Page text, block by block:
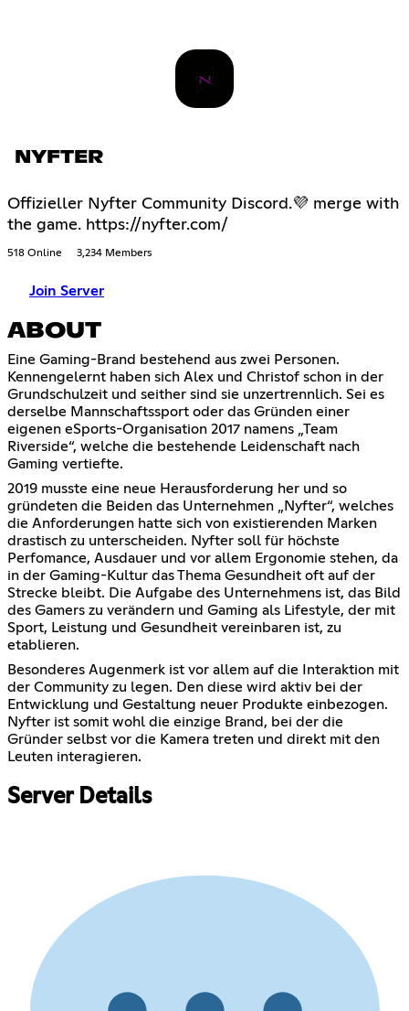
NYFTER
Offizieller Nyfter Community Discord.💜 merge with
the game. https://nyfter.com/
518 Online 3,234 Members
Join Server
ABOUT
Eine Gaming-Brand bestehend aus zwei Personen.
Kennengelernt haben sich Alex und Christof schon in der
Grundschulzeit und seither sind sie unzertrennlich. Sei es
derselbe Mannschaftssport oder das Gründen einer
eigenen eSports-Organisation 2017 namens „Team
Riverside“, welche die bestehende Leidenschaft nach
Gaming vertiefte.
2019 musste eine neue Herausforderung her und so
gründeten die Beiden das Unternehmen „Nyfter“, welches
die Anforderungen hatte sich von existierenden Marken
drastisch zu unterscheiden. Nyfter soll für höchste
Perfomance, Ausdauer und vor allem Ergonomie stehen, da
in der Gaming-Kultur das Thema Gesundheit oft auf der
Strecke bleibt. Die Aufgabe des Unternehmens ist, das Bild
des Gamers zu verändern und Gaming als Lifestyle, der mit
Sport, Leistung und Gesundheit vereinbaren ist, zu
etablieren.
Besonderes Augenmerk ist vor allem auf die Interaktion mit
der Community zu legen. Den diese wird aktiv bei der
Entwicklung und Gestaltung neuer Produkte einbezogen.
Nyfter ist somit wohl die einzige Brand, bei der die
Gründer selbst vor die Kamera treten und direkt mit den
Leuten interagieren.
Server Details